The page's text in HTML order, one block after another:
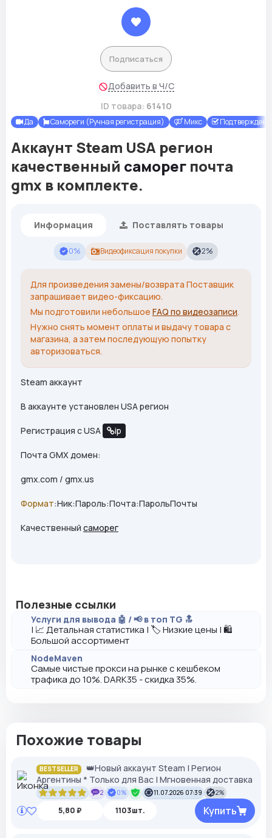
Подписаться
Добавить в Ч/С
ID товара: 61410
Да Самореги (Ручная регистрация) Микс Подтверждены
Аккаунт Steam USA регион
качественный саморег почта
gmx в комплекте.
Информация Поставлять товары
0% Видеофиксация покупки 2%
Для произведения замены/возврата Поставщик
запрашивает видео-фиксацию.
Мы подготовили небольшое FAQ по видеозаписи.
Нужно снять момент оплаты и выдачу товара с
магазина, а затем последующую попытку
авторизоваться.
Steam аккаунт
В аккаунте установлен USA регион
Регистрация с USA ip
Почта GMX домен:
gmx.com / gmx.us
Формат:Ник:Пароль:Почта:ПарольПочты
Качественный саморег
Полезные ссылки
Услуги для вывода 🤖 / 📢 в топ TG 🔝
| 📈 Детальная статистика | 🏷️ Низкие цены | 🛍️
Большой ассортимент
NodeMaven
Самые чистые прокси на рынке с кешбеком
трафика до 10%. DARK35 - скидка 35%.
Похожие товары
BESTSELLER
👑Новый аккаунт Steam | Регион
Аргентины * Только для Вас | Мгновенная доставка
2 0% 11.07.2026 07:39 2%
5,80 ₽ 1103шт. Купить